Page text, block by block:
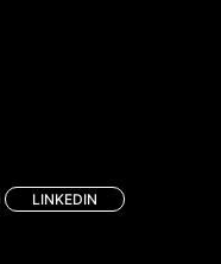
LINKEDIN